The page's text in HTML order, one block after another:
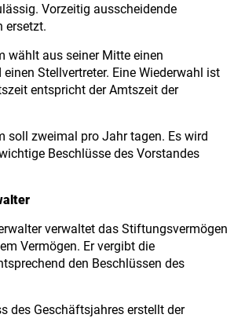
Vorzeitig ausscheidende
ersetzt.
wählt aus seiner Mitte einen
Stellvertreter. Eine Wiederwahl ist
entspricht der Amtszeit der
soll zweimal pro Jahr tagen. Es wird
Beschlüsse des Vorstandes
verwaltet das Stiftungsvermögen
Vermögen. Er vergibt die
den Beschlüssen des
des Geschäftsjahres erstellt der